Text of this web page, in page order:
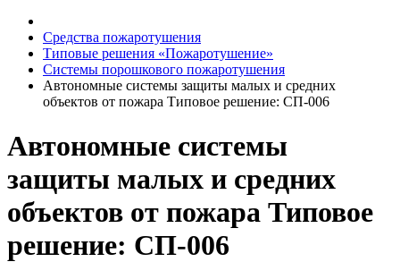
Средства пожаротушения
Типовые решения «Пожаротушение»
Системы порошкового пожаротушения
Автономные системы защиты малых и средних
объектов от пожара Типовое решение: СП-006
Автономные системы
защиты малых и средних
объектов от пожара Типовое
решение: СП-006